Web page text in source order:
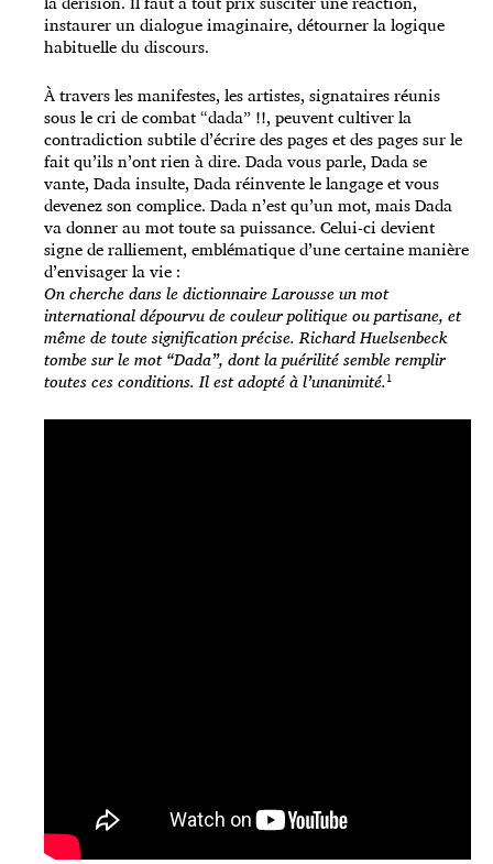
instaurer un dialogue imaginaire, détourner la logique
habituelle du discours.
À travers les manifestes, les artistes, signataires réunis
sous le cri de combat “dada” !!, peuvent cultiver la
contradiction subtile d’écrire des pages et des pages sur le
fait qu’ils n’ont rien à dire. Dada vous parle, Dada se
vante, Dada insulte, Dada réinvente le langage et vous
devenez son complice. Dada n’est qu’un mot, mais Dada
va donner au mot toute sa puissance. Celui-ci devient
signe de ralliement, emblématique d’une certaine manière
d’envisager la vie :
On cherche dans le dictionnaire Larousse un mot
international dépourvu de couleur politique ou partisane, et
même de toute signification précise. Richard Huelsenbeck
tombe sur le mot “Dada”, dont la puérilité semble remplir
toutes ces conditions. Il est adopté à l’unanimité.¹